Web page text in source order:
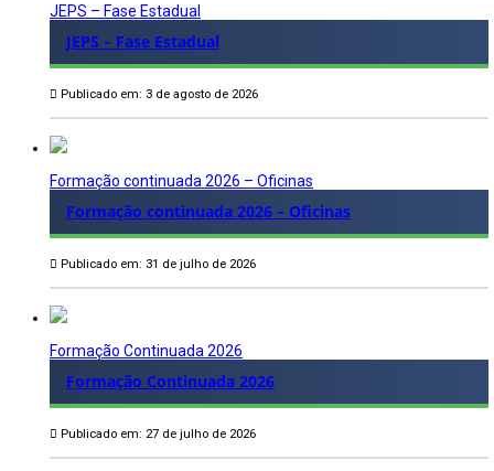
JEPS – Fase Estadual
JEPS – Fase Estadual
Publicado em: 3 de agosto de 2026
Formação continuada 2026 – Oficinas
Formação continuada 2026 – Oficinas
Publicado em: 31 de julho de 2026
Formação Continuada 2026
Formação Continuada 2026
Publicado em: 27 de julho de 2026